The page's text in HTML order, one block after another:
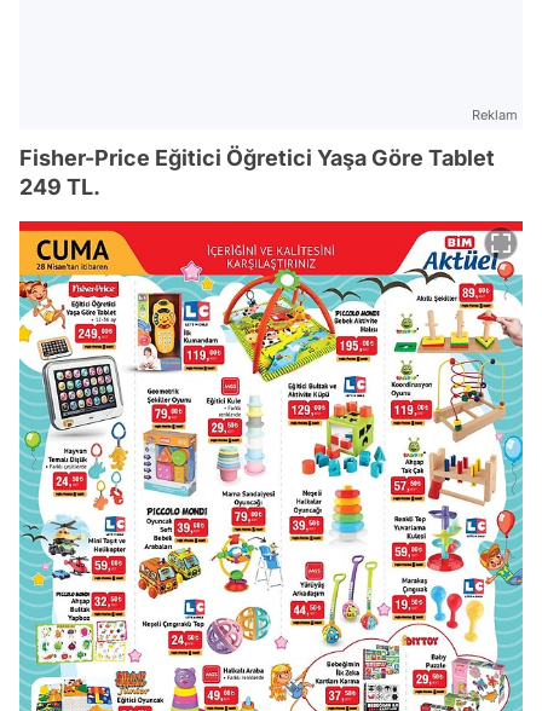
Reklam
Fisher-Price Eğitici Öğretici Yaşa Göre Tablet
249 TL.